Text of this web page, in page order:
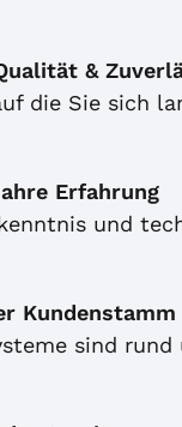
&
die Sie sich
Erfahrung
und
Kundenstamm
sind